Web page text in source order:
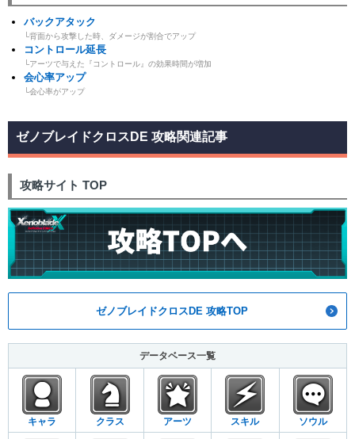
バックアタック
└背面から攻撃した時、ダメージが割合でアップ
コントロール延長
└アーツで与えた『コントロール』の効果時間が増加
会心率アップ
└会心率がアップ
ゼノブレイドクロスDE 攻略関連記事
攻略サイト TOP
ゼノブレイドクロスDE 攻略TOP
データベース一覧
キャラ クラス アーツ スキル ソウル